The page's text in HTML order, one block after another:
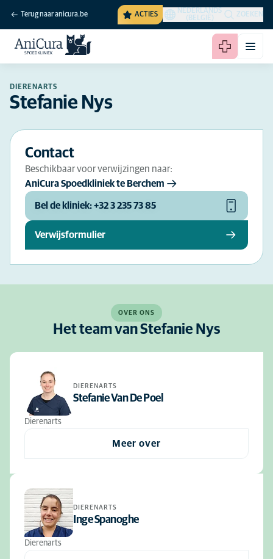
Terug naar anicura.be ACTIES
NEDERLANDS
(BELGIË)
ZOEKEN
DIERENARTS
Stefanie Nys
Contact
Beschikbaar voor verwijzingen naar:
AniCura Spoedkliniek te Berchem
Bel de kliniek: +32 3 235 73 85
Verwijsformulier
OVER ONS
Het team van Stefanie Nys
DIERENARTS
Stefanie Van De Poel
Dierenarts
Meer over
DIERENARTS
Inge Spanoghe
Dierenarts